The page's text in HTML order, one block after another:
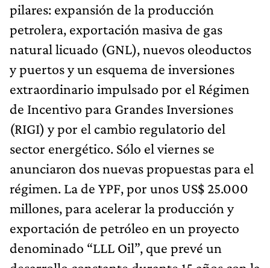
pilares: expansión de la producción
petrolera, exportación masiva de gas
natural licuado (GNL), nuevos oleoductos
y puertos y un esquema de inversiones
extraordinario impulsado por el Régimen
de Incentivo para Grandes Inversiones
(RIGI) y por el cambio regulatorio del
sector energético. Sólo el viernes se
anunciaron dos nuevas propuestas para el
régimen. La de YPF, por unos US$ 25.000
millones, para acelerar la producción y
exportación de petróleo en un proyecto
denominado “LLL Oil”, que prevé un